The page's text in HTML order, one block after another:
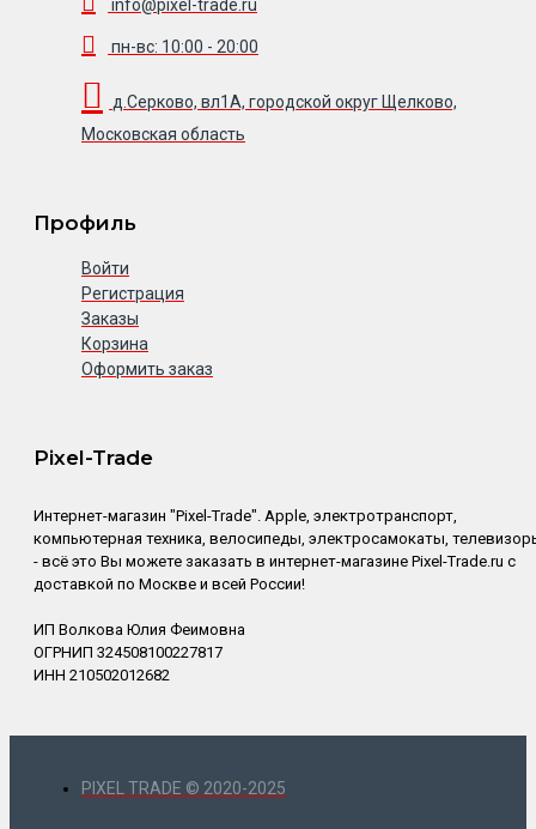
info@pixel-trade.ru
пн-вс: 10:00 - 20:00
д.Серково, вл1А, городской округ Щелково,
Московская область
Профиль
Войти
Регистрация
Заказы
Корзина
Оформить заказ
Pixel-Trade
Интернет-магазин "Pixel-Trade". Apple, электротранспорт,
компьютерная техника, велосипеды, электросамокаты,
- всё это Вы можете заказать в интернет-магазине Pixel-Trade.ru с
доставкой по Москве и всей России!
ИП Волкова Юлия Феимовна
ОГРНИП 324508100227817
ИНН 210502012682
PIXEL TRADE © 2020-2025